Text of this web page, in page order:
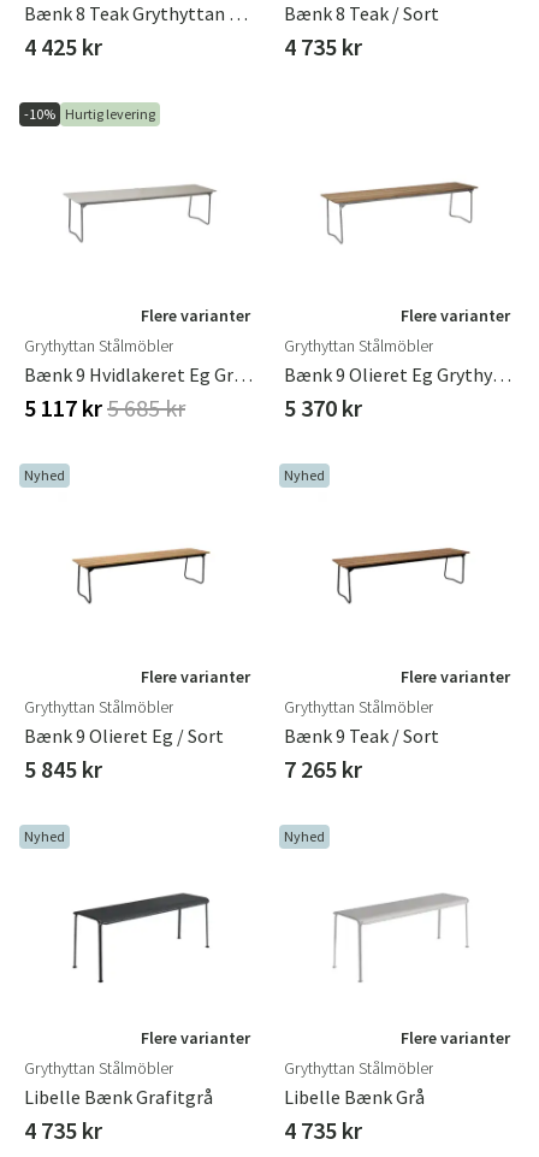
Bænk 8 Teak Grythyttan Stålmöbler
4 425 kr
Bænk 8 Teak / Sort
4 735 kr
-10% Hurtig levering
Flere varianter
Grythyttan Stålmöbler
Bænk 9 Hvidlakeret Eg Grythyttan Stålmöbler
5 117 kr5 685 kr
Flere varianter
Grythyttan Stålmöbler
Bænk 9 Olieret Eg Grythyttan Stålmöbler
5 370 kr
Nyhed
Flere varianter
Grythyttan Stålmöbler
Bænk 9 Olieret Eg / Sort
5 845 kr
Nyhed
Flere varianter
Grythyttan Stålmöbler
Bænk 9 Teak / Sort
7 265 kr
Nyhed
Flere varianter
Grythyttan Stålmöbler
Libelle Bænk Grafitgrå
4 735 kr
Nyhed
Flere varianter
Grythyttan Stålmöbler
Libelle Bænk Grå
4 735 kr